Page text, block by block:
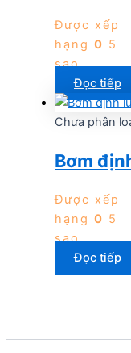
Được xếp
hạng 0 5
sao
Đọc tiếp
Chưa phân
Bơm
Được xếp
hạng 0 5
sao
Đọc tiếp